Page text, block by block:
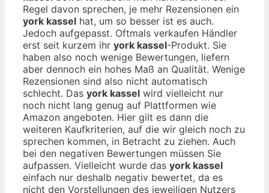
Regel davon sprechen, je mehr Rezensionen ein
york kassel hat, um so besser ist es auch.
Jedoch aufgepasst. Oftmals verkaufen Händler
erst seit kurzem ihr york kassel-Produkt. Sie
haben also noch wenige Bewertungen, liefern
aber dennoch ein hohes Maß an Qualität. Wenige
Rezensionen sind also nicht automatisch
schlecht. Das york kassel wird vielleicht nur
noch nicht lang genug auf Plattformen wie
Amazon angeboten. Hier gilt es dann die
weiteren Kaufkriterien, auf die wir gleich noch zu
sprechen kommen, in Betracht zu ziehen. Auch
bei den negativen Bewertungen müssen Sie
aufpassen. Vielleicht wurde das york kassel
einfach nur deshalb negativ bewertet, da es
nicht den Vorstellungen des jeweiligen Nutzers